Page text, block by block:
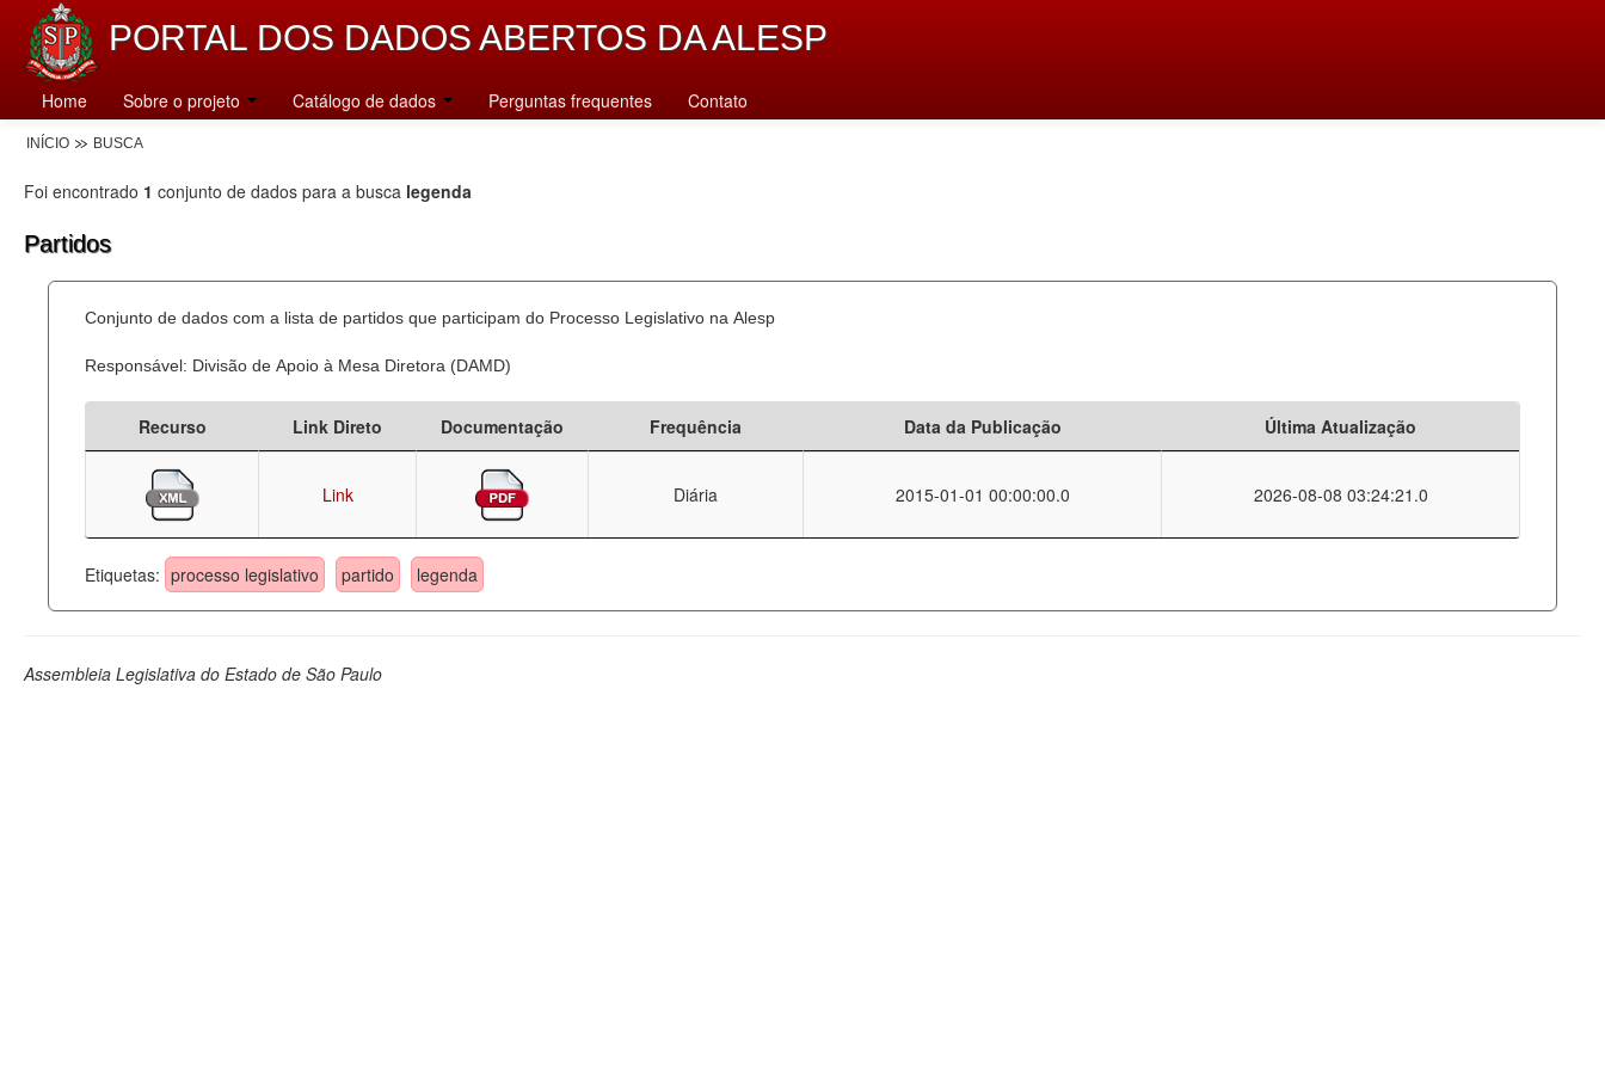
PORTAL DOS DADOS ABERTOS DA ALESP
Home Sobre o projeto Catálogo de dados Perguntas frequentes Contato
INÍCIO BUSCA
Foi encontrado 1 conjunto de dados para a busca legenda
Partidos
Conjunto de dados com a lista de partidos que participam do Processo Legislativo na Alesp
Responsável: Divisão de Apoio à Mesa Diretora (DAMD)
Recurso Link Direto Documentação Frequência Data da Publicação Última Atualização
Link Diária 2015-01-01 00:00:00.0 2026-08-08 03:24:21.0
Etiquetas: processo legislativo partido legenda
Assembleia Legislativa do Estado de São Paulo